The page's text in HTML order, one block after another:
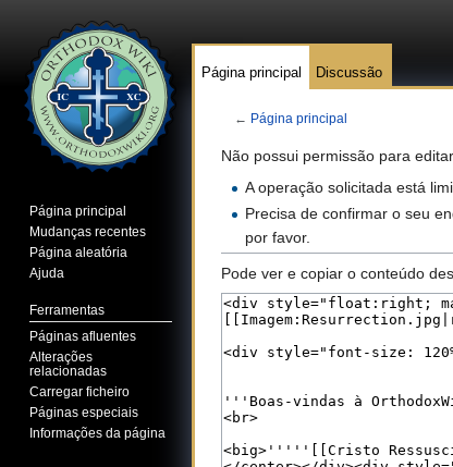
← Página principal
Não possui permissão para
A operação solicitada está
Precisa de confirmar o seu
por favor.
Pode ver e copiar o conteúdo
Página principal Discussão
Página principal
Mudanças recentes
Página aleatória
Ajuda
Ferramentas
Páginas afluentes
Alterações
relacionadas
Carregar ficheiro
Páginas especiais
Informações da página